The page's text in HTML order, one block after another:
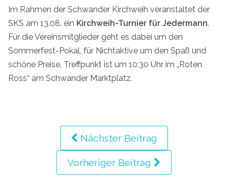
Im Rahmen der Schwander Kirchweih veranstaltet der
SKS am 13.08. ein Kirchweih-Turnier für Jedermann.
Für die Vereinsmitglieder geht es dabei um den
Sommerfest-Pokal, für Nichtaktive um den Spaß und
schöne Preise. Treffpunkt ist um 10:30 Uhr im „Roten
Ross“ am Schwander Marktplatz.
Nächster Beitrag
Vorheriger Beitrag